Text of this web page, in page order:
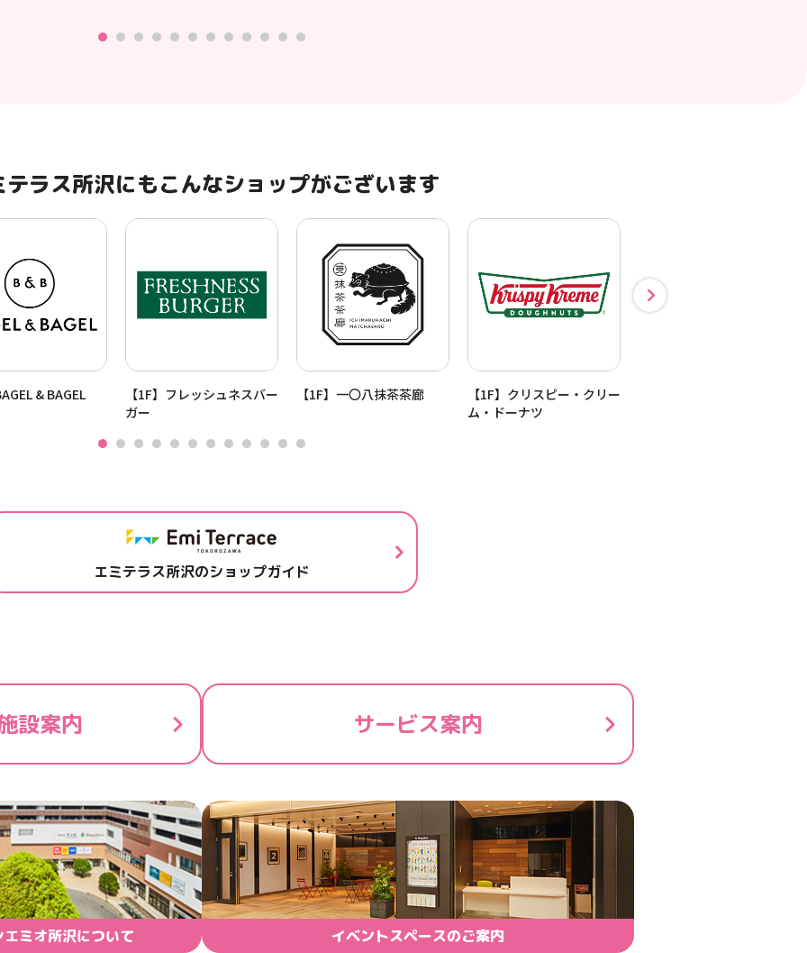
テラス所沢にもこんなショップがございます
& BAGEL
【1F】フレッシュネスバー
ガー
【1F】一〇八抹茶茶廊
【1F】クリスピー・クリー
ム・ドーナツ
エミテラス所沢のショップガイド
設案内 サービス案内
ミオ所沢について イベントスペースのご案内